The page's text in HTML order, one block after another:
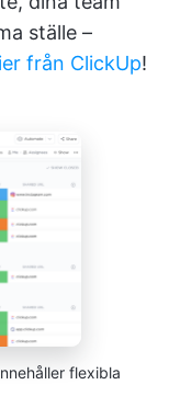
ställe –
från ClickUp!
flexibla